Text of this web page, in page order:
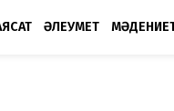
ӘЛЕУМЕТ